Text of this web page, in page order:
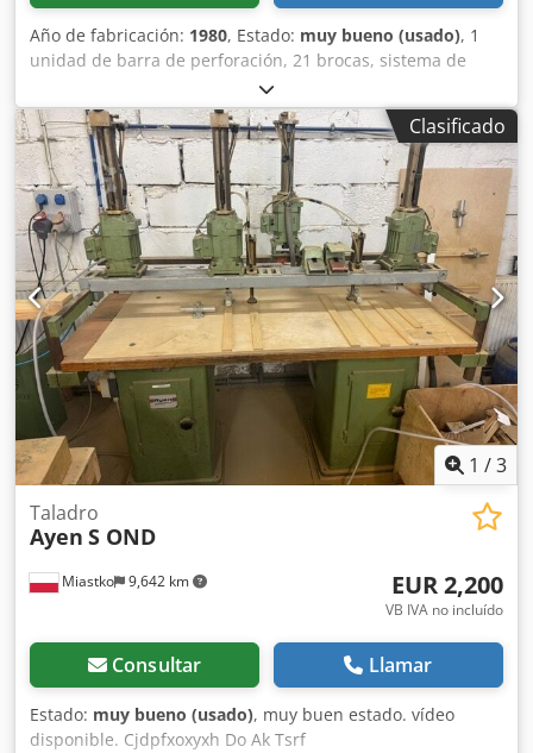
Año de fabricación: 1980, Estado: muy bueno (usado), 1
unidad de barra de perforación, 21 brocas, sistema de
rejilla de 32 mm Recorrido máximo de la barra de
perforación: mínimo 22 mm hasta un máximo de 624 mm
Credpfx Asfhn Irok Tef Distancia entre filas: mínimo 125
mm, máximo 603 mm (línea de perforación) Motor: 4,4 kW
Carrera de perforación: 98 mm Cilindro de freno hidráulico
con carrera de 70 mm Presión de funcionamiento:
aproximadamente 6,0 bares Consumo de aire:
aproximadamente 3 l/ciclo Recorrido desde un mínimo de
20 mm hasta un máximo de 650 mm Peso:
aproximadamente 540 kg Dimensiones: 2500 x 1100 x 1700
mm La máquina se está reacondicionando y se
comprobará su funcionamiento. Estado: muy bueno.
Clasificado
1 /3
Miastko 9,642 km
Taladro
Ayen S OND
EUR 2,200
VB IVA no incluído
Consultar Llamar
Estado: muy bueno (usado), muy buen estado. vídeo
disponible. Cjdpfxoxyxh Do Ak Tsrf